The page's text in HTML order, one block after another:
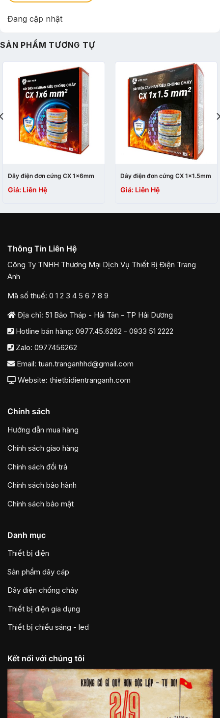
Đang cập nhật
SẢN PHẨM TƯƠNG TỰ
Dây điện đơn cứng CX 1×6mm
Giá: Liên Hệ
Dây điện đơn cứng CX 1×1.5mm
Giá: Liên Hệ
Thông Tin Liên Hệ
Công Ty TNHH Thương Mại Dịch Vụ Thiết Bị Điện Trang
Anh
Mã số thuế: 0 1 2 3 4 5 6 7 8 9
Địa chỉ: 51 Bảo Tháp - Hải Tân - TP Hải Dương
Hotline bán hàng: 0977.45.6262 - 0933 51 2222
Zalo: 0977456262
Email: tuan.tranganhhd@gmail.com
Website: thietbidientranganh.com
Chính sách
Hướng dẫn mua hàng
Chính sách giao hàng
Chính sách đổi trả
Chính sách bảo hành
Chính sách bảo mật
Danh mục
Thiết bị điện
Sản phẩm dây cáp
Dây điện chống cháy
Thiết bị điện gia dụng
Thiết bị chiếu sáng - led
Kết nối với chúng tôi